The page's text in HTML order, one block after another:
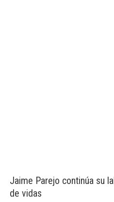
Jaime Parejo continúa su
de vidas